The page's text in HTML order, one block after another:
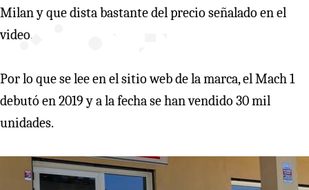
Milan y que dista bastante del precio señalado en el
video.
Por lo que se lee en el sitio web de la marca, el Mach 1
debutó en 2019 y a la fecha se han vendido 30 mil
unidades.